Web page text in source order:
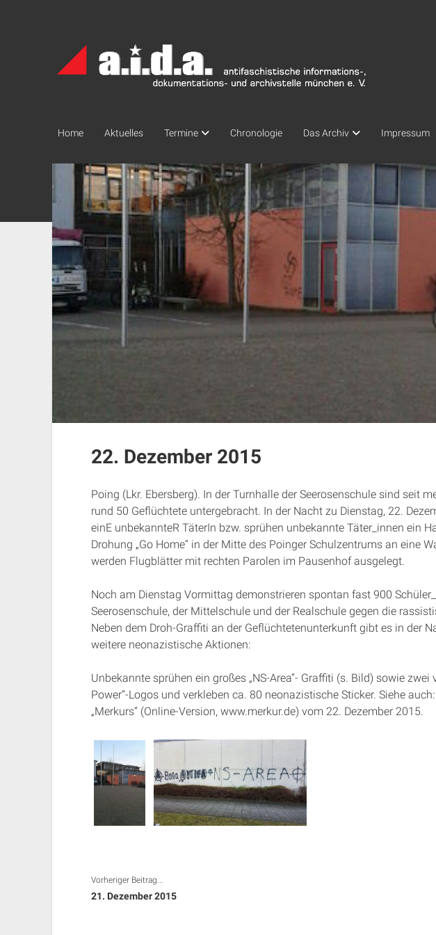
Archiv
München
Home Aktuelles Termine Chronologie Das Archiv Impressum
22. Dezember 2015
Poing (Lkr. Ebersberg). In der Turnhalle der Seerosenschule sind seit
rund 50 Geflüchtete untergebracht. In der Nacht zu Dienstag, 22.
einE unbekannteR TäterIn bzw. sprühen unbekannte Täter_innen ein
Drohung „Go Home“ in der Mitte des Poinger Schulzentrums an eine
werden Flugblätter mit rechten Parolen im Pausenhof ausgelegt.
Noch am Dienstag Vormittag demonstrieren spontan fast 900
Seerosenschule, der Mittelschule und der Realschule gegen die
Neben dem Droh-Graffiti an der Geflüchtetenunterkunft gibt es in der
weitere neonazistische Aktionen:
Unbekannte sprühen ein großes „NS-Area“- Graffiti (s. Bild) sowie zwei
Power“-Logos und verkleben ca. 80 neonazistische Sticker. Siehe
„Merkurs“ (Online-Version, www.merkur.de) vom 22. Dezember 2015.
Vorheriger Beitrag...
21. Dezember 2015